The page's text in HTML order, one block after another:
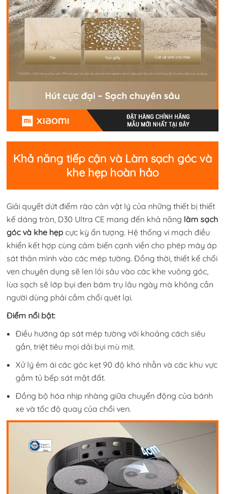
Khả năng tiếp cận và Làm sạch góc và
khe hẹp hoàn hảo
Giải quyết dứt điểm rào cản vật lý của những thiết bị thiết
kế dáng tròn, D30 Ultra CE mang đến khả năng làm sạch
góc và khe hẹp cực kỳ ấn tượng. Hệ thống vi mạch điều
khiển kết hợp cùng cảm biến cạnh viền cho phép máy áp
sát thân mình vào các mép tường. Đồng thời, thiết kế chổi
ven chuyên dụng sẽ len lỏi sâu vào các khe vuông góc,
lùa sạch sẽ lớp bụi đen bám trụ lâu ngày mà không cần
người dùng phải cầm chổi quét lại.
Điểm nổi bật:
Điều hướng áp sát mép tường với khoảng cách siêu
gần, triệt tiêu mọi dải bụi mù mịt.
Xử lý êm ái các góc kẹt 90 độ khó nhằn và các khu vực
gầm tủ bếp sát mặt đất.
Đồng bộ hóa nhịp nhàng giữa chuyển động của bánh
xe và tốc độ quay của chổi ven.